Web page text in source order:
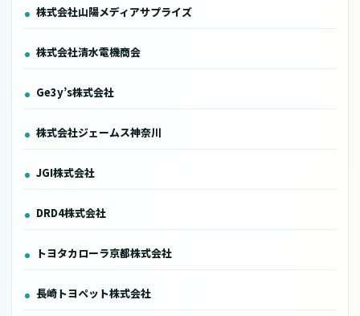
株式会社山陽メディアサプライズ
株式会社清水電機商会
Ge3y’s株式会社
株式会社ジェームス神奈川
JGI株式会社
DRD4株式会社
トヨタカローラ京都株式会社
長崎トヨペット株式会社